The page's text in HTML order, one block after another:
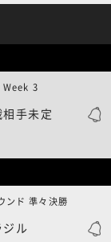
相手未定
3
ジル
ド 準々決勝